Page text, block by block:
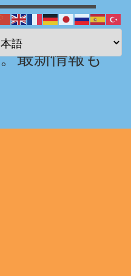
最新情報も